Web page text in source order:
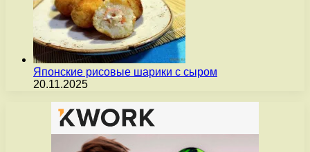
Японские рисовые шарики с сыром
20.11.2025